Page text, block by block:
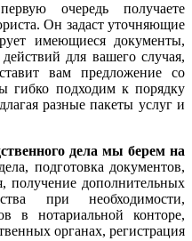
очередь получаете
Он задаст уточняющие
имеющиеся документы,
для вашего случая,
вам предложение со
гибко подходим к порядку
разные пакеты услуг и
дела мы берем на
подготовка документов,
получение дополнительных
при необходимости,
в нотариальной конторе,
органах, регистрация